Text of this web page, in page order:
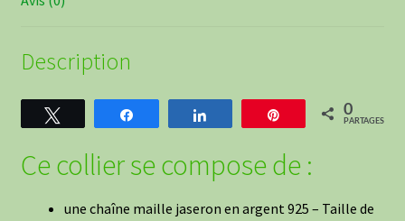
Description
Épingle 0
PARTAGES
Ce collier se compose de :
une chaîne maille jaseron en argent 925 – Taille de